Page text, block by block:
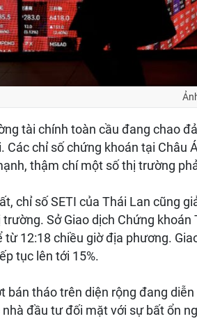
tài chính toàn cầu đang chao
Các chỉ số chứng khoán tại Châu
thậm chí một số thị trường
chỉ số SETI của Thái Lan cũng
Sở Giao dịch Chứng
từ 12:18 chiều giờ địa phương.
tục lên tới 15%.
bán tháo trên diện rộng đang
nhà đầu tư đối mặt với sự bất ổn